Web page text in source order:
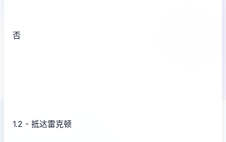
否
1.2 - 抵达雷克顿